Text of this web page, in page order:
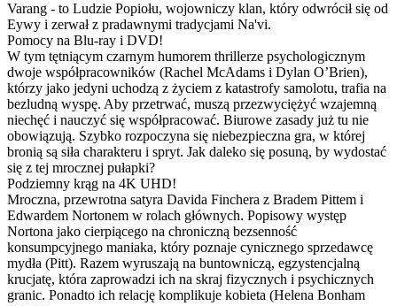
Varang - to Ludzie Popiołu, wojowniczy klan, który odwrócił się od
Eywy i zerwał z pradawnymi tradycjami Na'vi.
Pomocy na Blu-ray i DVD!
W tym tętniącym czarnym humorem thrillerze psychologicznym
dwoje współpracowników (Rachel McAdams i Dylan O’Brien),
którzy jako jedyni uchodzą z życiem z katastrofy samolotu, trafia na
bezludną wyspę. Aby przetrwać, muszą przezwyciężyć wzajemną
niechęć i nauczyć się współpracować. Biurowe zasady już tu nie
obowiązują. Szybko rozpoczyna się niebezpieczna gra, w której
bronią są siła charakteru i spryt. Jak daleko się posuną, by wydostać
się z tej mrocznej pułapki?
Podziemny krąg na 4K UHD!
Mroczna, przewrotna satyra Davida Finchera z Bradem Pittem i
Edwardem Nortonem w rolach głównych. Popisowy występ
Nortona jako cierpiącego na chroniczną bezsenność
konsumpcyjnego maniaka, który poznaje cynicznego sprzedawcę
mydła (Pitt). Razem wyruszają na buntowniczą, egzystencjalną
krucjatę, która zaprowadzi ich na skraj fizycznych i psychicznych
granic. Ponadto ich relację komplikuje kobieta (Helena Bonham